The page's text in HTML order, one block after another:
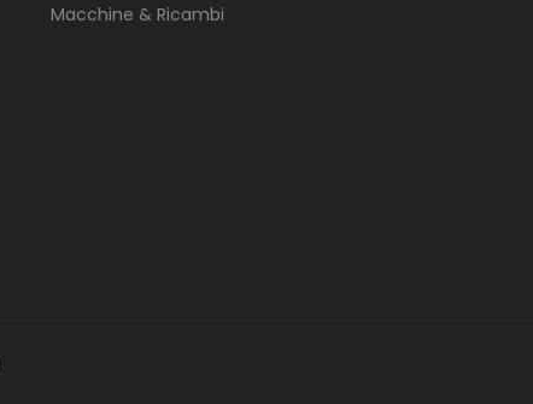
Macchine & Ricambi